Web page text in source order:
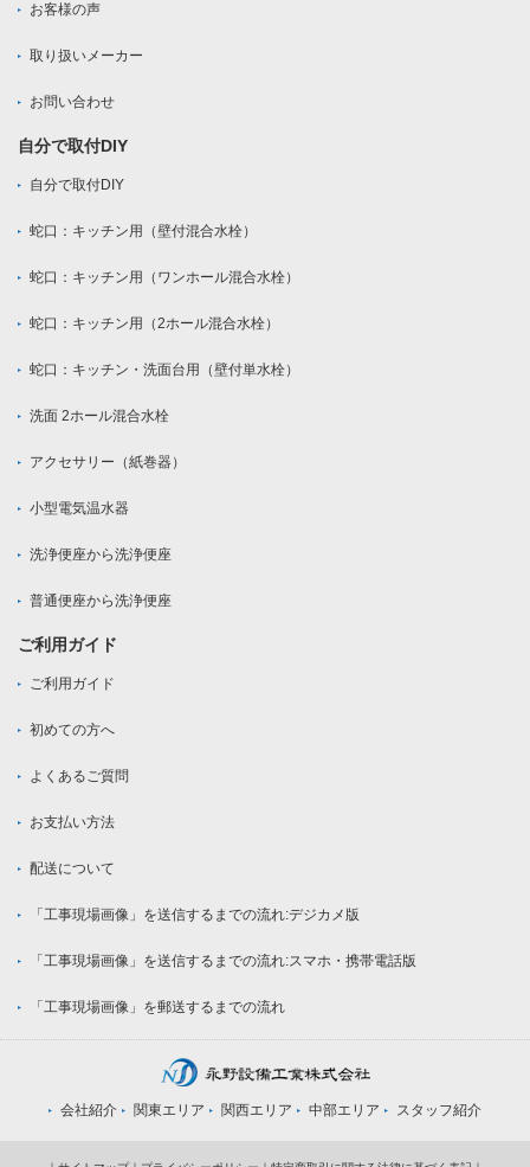
お客様の声
取り扱いメーカー
お問い合わせ
自分で取付DIY
自分で取付DIY
蛇口：キッチン用（壁付混合水栓）
蛇口：キッチン用（ワンホール混合水栓）
蛇口：キッチン用（2ホール混合水栓）
蛇口：キッチン・洗面台用（壁付単水栓）
洗面 2ホール混合水栓
アクセサリー（紙巻器）
小型電気温水器
洗浄便座から洗浄便座
普通便座から洗浄便座
ご利用ガイド
ご利用ガイド
初めての方へ
よくあるご質問
お支払い方法
配送について
「工事現場画像」を送信するまでの流れ:デジカメ版
「工事現場画像」を送信するまでの流れ:スマホ・携帯電話版
「工事現場画像」を郵送するまでの流れ
会社紹介 関東エリア 関西エリア 中部エリア スタッフ紹介